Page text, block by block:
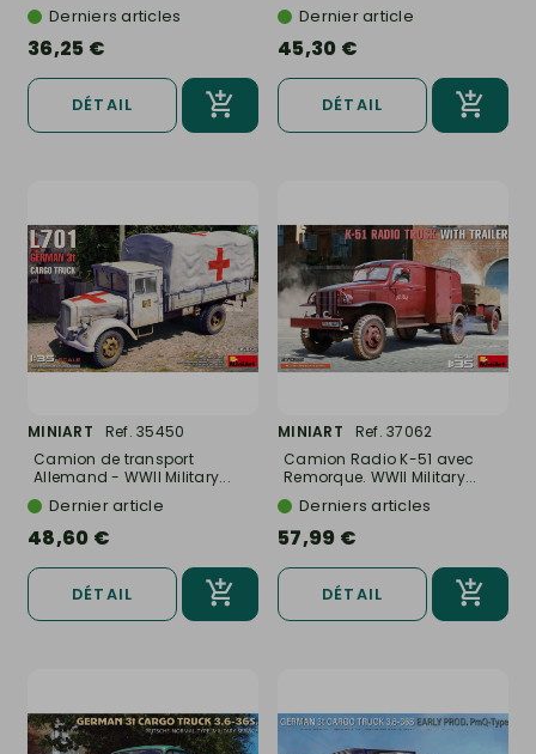
Derniers articles
36,25 €
DÉTAIL
Dernier article
45,30 €
DÉTAIL
MINIART
Ref. 35450
Camion de transport
Allemand - WWII Military...
Dernier article
48,60 €
DÉTAIL
MINIART
Ref. 37062
Camion Radio K-51 avec
Remorque. WWII Military...
Derniers articles
57,99 €
DÉTAIL